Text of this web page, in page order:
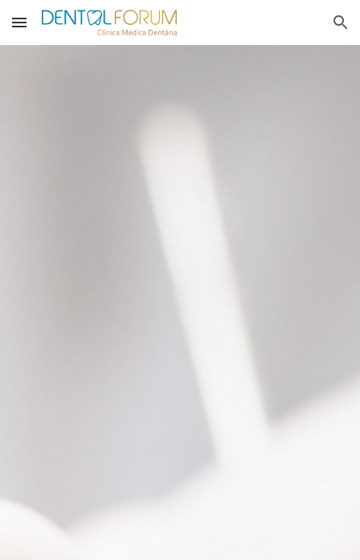
Skip to main content Skip to navigation